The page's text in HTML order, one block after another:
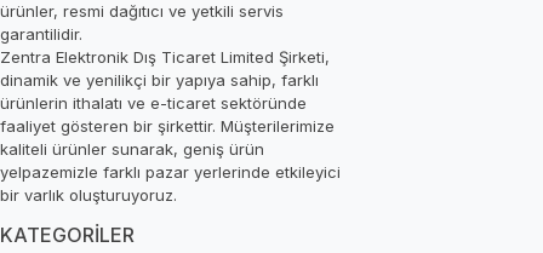
ürünler, resmi dağıtıcı ve yetkili servis
garantilidir.
Zentra Elektronik Dış Ticaret Limited Şirketi,
dinamik ve yenilikçi bir yapıya sahip, farklı
ürünlerin ithalatı ve e-ticaret sektöründe
faaliyet gösteren bir şirkettir. Müşterilerimize
kaliteli ürünler sunarak, geniş ürün
yelpazemizle farklı pazar yerlerinde etkileyici
bir varlık oluşturuyoruz.
KATEGORİLER